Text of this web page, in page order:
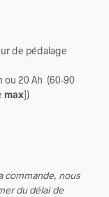
de pédalage
ou 20 Ah (60-90
max])
commande, nous
du délai de